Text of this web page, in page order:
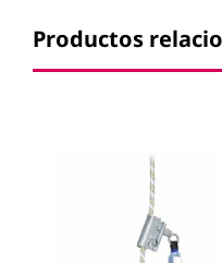
Productos